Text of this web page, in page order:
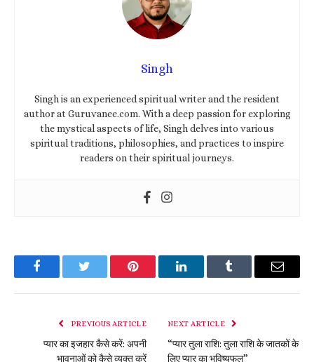
Singh
Singh is an experienced spiritual writer and the resident
author at Guruvanee.com. With a deep passion for exploring
the mystical aspects of life, Singh delves into various
spiritual traditions, philosophies, and practices to inspire
readers on their spiritual journeys.
FacebookTwitter Pinterest LinkedInTumblr Email
PREVIOUS ARTICLE
प्यार का इजहार कैसे करें: अपनी
भावनाओं को कैसे व्यक्त करें
NEXT ARTICLE
“प्यार तुला राशि: तुला राशि के जातकों के
लिए प्यार का भविष्यफल”